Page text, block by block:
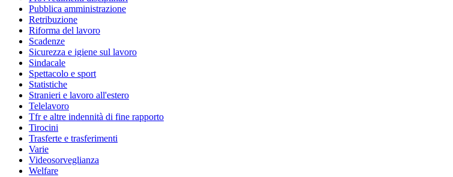
Pubblica amministrazione
Retribuzione
Riforma del lavoro
Scadenze
Sicurezza e igiene sul lavoro
Sindacale
Spettacolo e sport
Statistiche
Stranieri e lavoro all'estero
Telelavoro
Tfr e altre indennità di fine rapporto
Tirocini
Trasferte e trasferimenti
Varie
Videosorveglianza
Welfare